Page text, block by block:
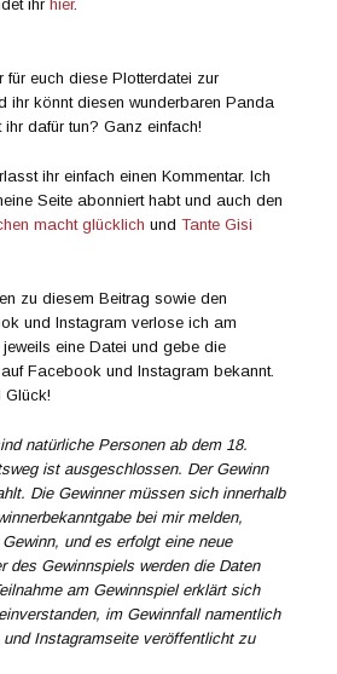
ihr hier.
für euch diese Plotterdatei zur
ihr könnt diesen wunderbaren Panda
ihr dafür tun? Ganz einfach!
ihr einfach einen Kommentar. Ich
Seite abonniert habt und auch den
macht glücklich undTante Gisi
zu diesem Beitrag sowie den
und Instagram verlose ich am
jeweils eine Datei und gebe die
Facebook und Instagram bekannt.
Glück!
natürliche Personen ab dem 18.
ist ausgeschlossen. Der Gewinn
Die Gewinner müssen sich innerhalb
bei mir melden,
und es erfolgt eine neue
des Gewinnspiels werden die Daten
am Gewinnspiel erklärt sich
im Gewinnfall namentlich
Instagramseite veröffentlicht zu